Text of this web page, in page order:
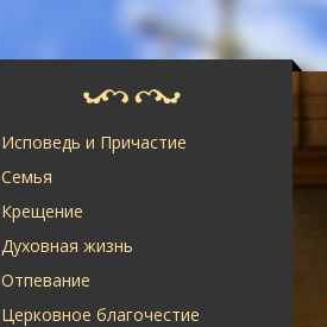
Исповедь и Причастие
Семья
Крещение
Духовная жизнь
Отпевание
Церковное благочестие